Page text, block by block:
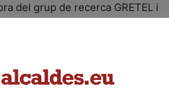
del grup de recerca GRETEL i
Servei de Biblioteques de la
UNESCO de la Catalunya